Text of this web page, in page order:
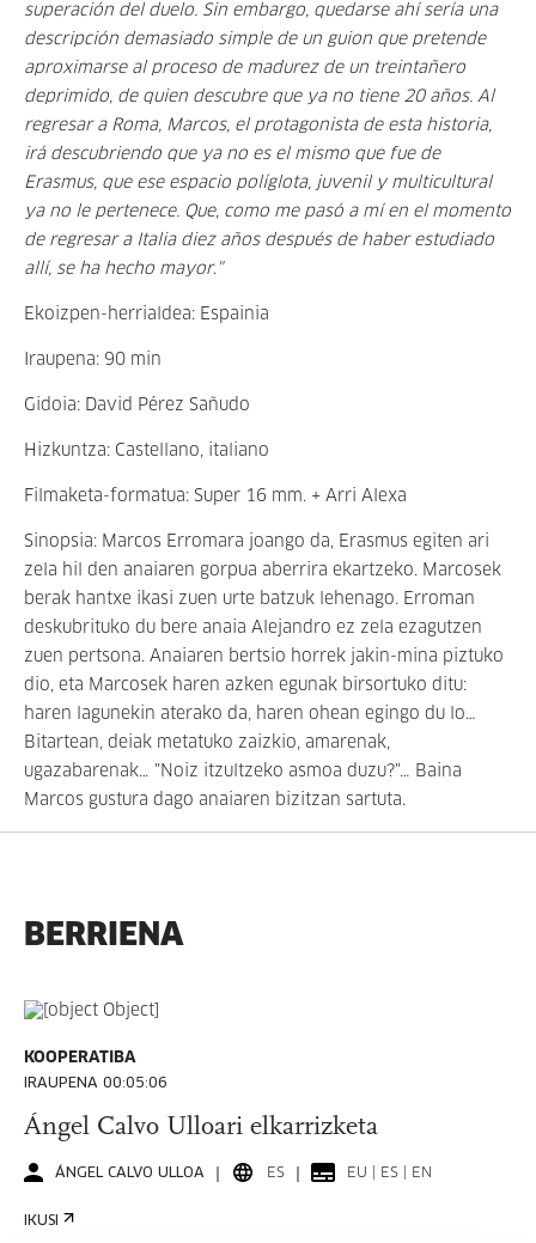
superación del duelo. Sin embargo, quedarse ahí sería una
descripción demasiado simple de un guion que pretende
aproximarse al proceso de madurez de un treintañero
deprimido, de quien descubre que ya no tiene 20 años. Al
regresar a Roma, Marcos, el protagonista de esta historia,
irá descubriendo que ya no es el mismo que fue de
Erasmus, que ese espacio políglota, juvenil y multicultural
ya no le pertenece. Que, como me pasó a mí en el momento
de regresar a Italia diez años después de haber estudiado
allí, se ha hecho mayor. "
Ekoizpen-herrialdea: Espainia
Iraupena: 90 min
Gidoia: David Pérez Sañudo
Hizkuntza: Castellano, italiano
Filmaketa-formatua: Super 16 mm. + Arri Alexa
Sinopsia: Marcos Erromara joango da, Erasmus egiten ari
zela hil den anaiaren gorpua aberrira ekartzeko. Marcosek
berak hantxe ikasi zuen urte batzuk lehenago. Erroman
deskubrituko du bere anaia Alejandro ez zela ezagutzen
zuen pertsona. Anaiaren bertsio horrek jakin-mina piztuko
dio, eta Marcosek haren azken egunak birsortuko ditu:
haren lagunekin aterako da, haren ohean egingo du lo…
Bitartean, deiak metatuko zaizkio, amarenak,
ugazabarenak… "Noiz itzultzeko asmoa duzu?"… Baina
Marcos gustura dago anaiaren bizitzan sartuta.
BERRIENA
KOOPERATIBA
IRAUPENA 00:05:06
Ángel Calvo Ulloari elkarrizketa
ÁNGEL CALVO ULLOA ES EU | ES | EN
IKUSI